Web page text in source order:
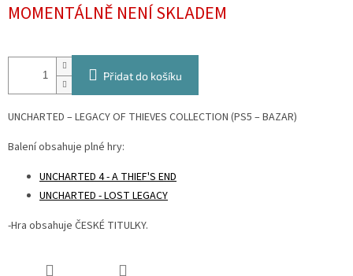
cena:
MOMENTÁLNĚ NENÍ SKLADEM
Přidat do košíku
UNCHARTED – LEGACY OF THIEVES COLLECTION (PS5 – BAZAR)
Balení obsahuje plné hry:
UNCHARTED 4 - A THIEF'S END
UNCHARTED - LOST LEGACY
-Hra obsahuje ČESKÉ TITULKY.